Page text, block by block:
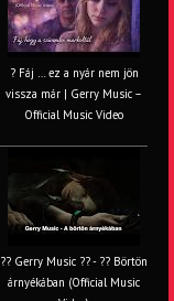
? Fáj … ez a nyár nem jön
vissza már | Gerry Music –
Official Music Video
?? Gerry Music ?? - ?? Börtön
árnyékában (Official Music